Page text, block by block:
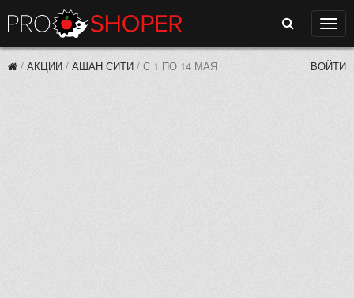
Поиск
/ АКЦИИ / АШАН СИТИ / С 1 ПО 14 МАЯ ВОЙТИ